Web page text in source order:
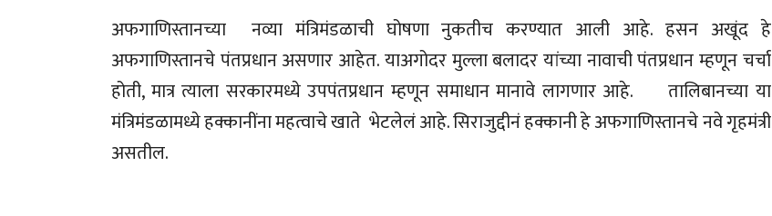
अफगाणिस्तानच्या नव्या मंत्रिमंडळाची घोषणा नुकतीच करण्यात आली आहे. हसन अखूंद हे
अफगाणिस्तानचे पंतप्रधान असणार आहेत. याअगोदर मुल्ला बलादर यांच्या नावाची पंतप्रधान म्हणून चर्चा
होती, मात्र त्याला सरकारमध्ये उपपंतप्रधान म्हणून समाधान मानावे लागणार आहे. तालिबानच्या या
मंत्रिमंडळामध्ये हक्कानींना महत्वाचे खाते भेटलेलं आहे. सिराजुद्दीनं हक्कानी हे अफगाणिस्तानचे नवे गृहमंत्री
असतील.